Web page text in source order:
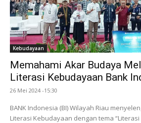
Kebudayaan
Memahami Akar Budaya
Literasi Kebudayaan Bank
26 Mei 2024 -15:30
BANK Indonesia (BI) Wilayah Riau
Literasi Kebudayaan dengan tema